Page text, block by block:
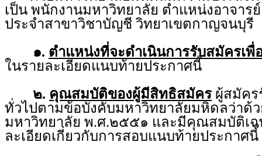
เป็น พนักงานมหาวิทยาลัย ตำแหน่งอาจาร
ประจำสาขาวิชาบัญชี วิทยาเขตกาญจนบุรี
๑. ตำแหน่งที่จะดำเนินการรับสมัครเพื่
ในรายละเอียดแนบท้ายประกาศนี้
๒. คุณสมบัติของผู้มีสิทธิสมัครผู้สมัคร
ทั่วไปตามข้อบังคับมหาวิทยาลัยมหิดลว่าด้
มหาวิทยาลัย พ.ศ.๒๕๕๑ และมีคุณสมบัติเฉ
ละเอียดเกี่ยวกับการสอบแนบท้ายประกาศนี้